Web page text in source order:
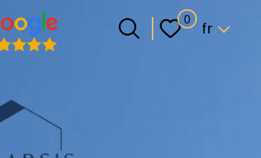
0 Langue
fr